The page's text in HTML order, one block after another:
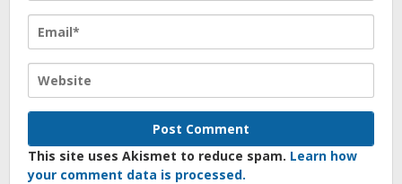
This site uses Akismet to reduce spam. Learn how
your comment data is processed.